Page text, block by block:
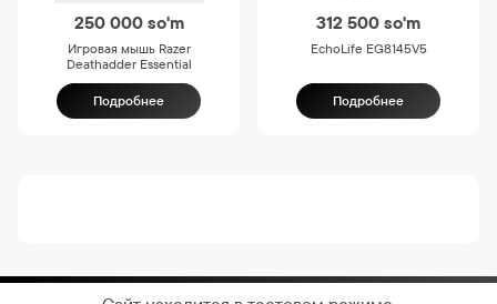
250 000 so'm
Игровая мышь Razer
Deathadder Essential
Подробнее
312 500so'm
EchoLife EG8145V5
Подробнее